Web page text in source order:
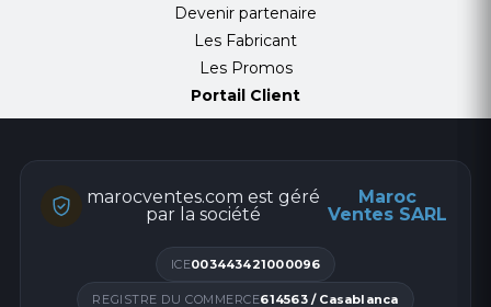
Devenir partenaire
Les Fabricant
Les Promos
Portail Client
marocventes.com est géré
par la société
Maroc
Ventes SARL
ICE003443421000096
REGISTRE DU COMMERCE614563 / Casablanca